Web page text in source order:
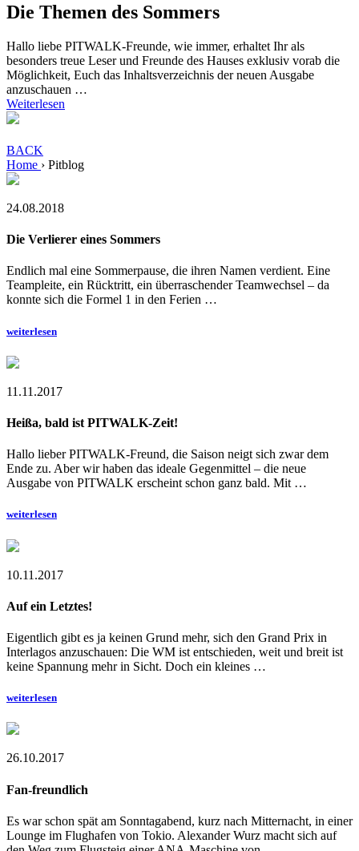
Die Themen des Sommers
Hallo liebe PITWALK-Freunde, wie immer, erhaltet Ihr als
besonders treue Leser und Freunde des Hauses exklusiv vorab die
Möglichkeit, Euch das Inhaltsverzeichnis der neuen Ausgabe
anzuschauen …
Weiterlesen
BACK
Home › Pitblog
24.08.2018
Die Verlierer eines Sommers
Endlich mal eine Sommerpause, die ihren Namen verdient. Eine
Teampleite, ein Rücktritt, ein überraschender Teamwechsel – da
konnte sich die Formel 1 in den Ferien …
weiterlesen
11.11.2017
Heißa, bald ist PITWALK-Zeit!
Hallo lieber PITWALK-Freund, die Saison neigt sich zwar dem
Ende zu. Aber wir haben das ideale Gegenmittel – die neue
Ausgabe von PITWALK erscheint schon ganz bald. Mit …
weiterlesen
10.11.2017
Auf ein Letztes!
Eigentlich gibt es ja keinen Grund mehr, sich den Grand Prix in
Interlagos anzuschauen: Die WM ist entschieden, weit und breit ist
keine Spannung mehr in Sicht. Doch ein kleines …
weiterlesen
26.10.2017
Fan-freundlich
Es war schon spät am Sonntagabend, kurz nach Mitternacht, in einer
Lounge im Flughafen von Tokio. Alexander Wurz macht sich auf